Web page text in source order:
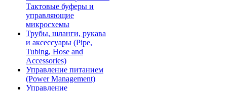
Тактовые буферы и
управляющие
микросхемы
Трубы, шланги, рукава
и аксессуары (Pipe,
Tubing, Hose and
Accessories)
Управление питанием
(Power Management)
Управление